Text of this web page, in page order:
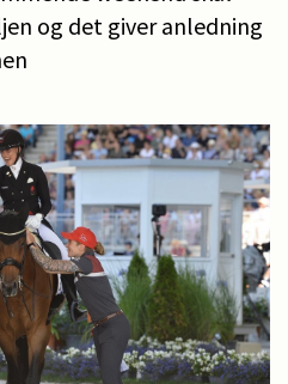
og det giver anledning